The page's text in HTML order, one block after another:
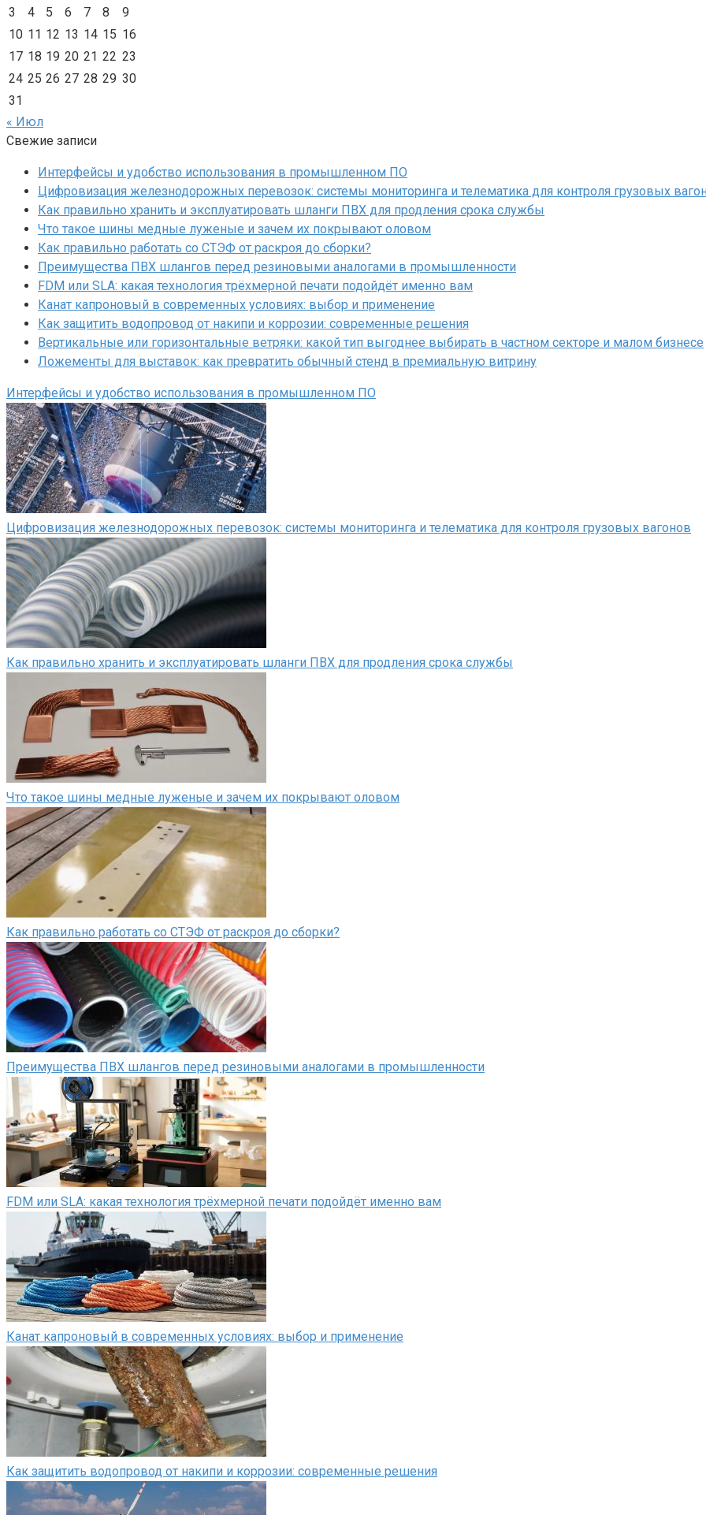
3
4 5 6 7 8
9
10 11 12 13 14 15 16
17 18 19 20 21 22 23
24 25 26 27 28 29 30
31
« Июл
Свежие записи
Интерфейсы и удобство использования в промышленном ПО
Цифровизация железнодорожных перевозок: системы мониторинга и телематика для контроля грузовых
Как правильно хранить и эксплуатировать шланги ПВХ для продления срока службы
Что такое шины медные луженые и зачем их покрывают оловом
Как правильно работать со СТЭФ от раскроя до сборки?
Преимущества ПВХ шлангов перед резиновыми аналогами в промышленности
FDM или SLA: какая технология трёхмерной печати подойдёт именно вам
Канат капроновый в современных условиях: выбор и применение
Как защитить водопровод от накипи и коррозии: современные решения
Вертикальные или горизонтальные ветряки: какой тип выгоднее выбирать в частном секторе и малом бизнесе
Ложементы для выставок: как превратить обычный стенд в премиальную витрину
Интерфейсы и удобство использования в промышленном ПО
Цифровизация железнодорожных перевозок: системы мониторинга и телематика для контроля грузовых вагонов
Как правильно хранить и эксплуатировать шланги ПВХ для продления срока службы
Что такое шины медные луженые и зачем их покрывают оловом
Как правильно работать со СТЭФ от раскроя до сборки?
Преимущества ПВХ шлангов перед резиновыми аналогами в промышленности
FDM или SLA: какая технология трёхмерной печати подойдёт именно вам
Канат капроновый в современных условиях: выбор и применение
Как защитить водопровод от накипи и коррозии: современные решения